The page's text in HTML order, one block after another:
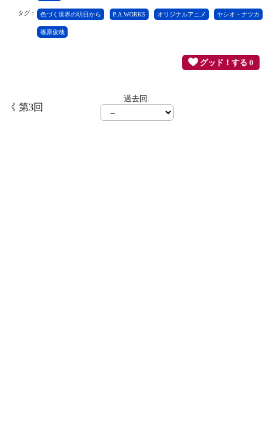
タグ： 色づく世界の明日から P.A.WORKS オリジナルアニメ ヤシオ・ナツカ
篠原俊哉
グッド！する 0
第3回
過去回: